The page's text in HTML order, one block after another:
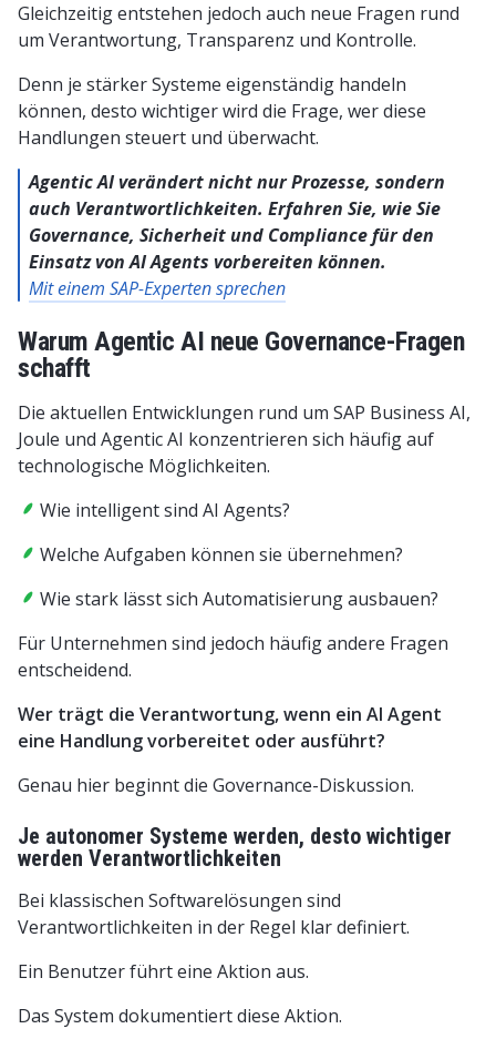
Gleichzeitig entstehen jedoch auch neue Fragen rund
um Verantwortung, Transparenz und Kontrolle.
Denn je stärker Systeme eigenständig handeln
können, desto wichtiger wird die Frage, wer diese
Handlungen steuert und überwacht.
Agentic AI verändert nicht nur Prozesse, sondern
auch Verantwortlichkeiten. Erfahren Sie, wie Sie
Governance, Sicherheit und Compliance für den
Einsatz von AI Agents vorbereiten können.
Mit einem SAP-Experten sprechen
Warum Agentic AI neue Governance-Fragen
schafft
Die aktuellen Entwicklungen rund um SAP Business AI,
Joule und Agentic AI konzentrieren sich häufig auf
technologische Möglichkeiten.
Wie intelligent sind AI Agents?
Welche Aufgaben können sie übernehmen?
Wie stark lässt sich Automatisierung ausbauen?
Für Unternehmen sind jedoch häufig andere Fragen
entscheidend.
Wer trägt die Verantwortung, wenn ein AI Agent
eine Handlung vorbereitet oder ausführt?
Genau hier beginnt die Governance-Diskussion.
Je autonomer Systeme werden, desto wichtiger
werden Verantwortlichkeiten
Bei klassischen Softwarelösungen sind
Verantwortlichkeiten in der Regel klar definiert.
Ein Benutzer führt eine Aktion aus.
Das System dokumentiert diese Aktion.